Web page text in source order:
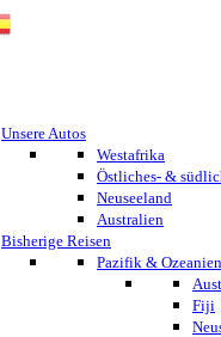
Unsere Autos
Westafrika
Östliches- &
Neuseeland
Australien
Bisherige Reisen
Pazifik & Ozeanien
Fiji